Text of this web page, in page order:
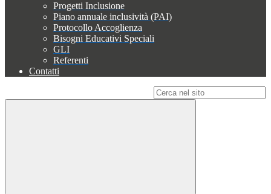
Progetti Inclusione
Piano annuale inclusività (PAI)
Protocollo Accoglienza
Bisogni Educativi Speciali
GLI
Referenti
Contatti